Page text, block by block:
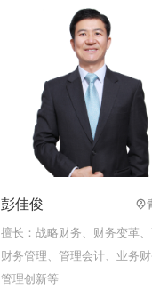
彭佳俊
擅长：战略财务、财务变革
财务管理、管理会计、业务
管理创新等